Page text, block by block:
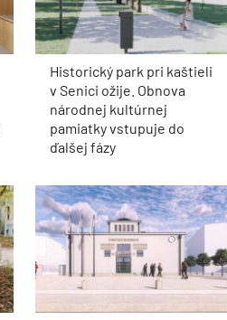
Historický park pri kaštieli
v Senici ožije. Obnova
národnej kultúrnej
pamiatky vstupuje do
ďalšej fázy